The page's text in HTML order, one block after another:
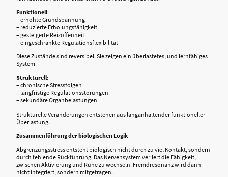
Funktionell:
– erhöhte Grundspannung
– reduzierte Erholungsfähigkeit
– gesteigerte Reizoffenheit
– eingeschränkte Regulationsflexibilität
Diese Zustände sind reversibel. Sie zeigen ein überlastetes, und lernfähiges
System.
Strukturell:
– chronische Stressfolgen
– langfristige Regulationsstörungen
– sekundäre Organbelastungen
Strukturelle Veränderungen entstehen aus langanhaltender funktioneller
Überlastung.
Zusammenführung der biologischen Logik
Abgrenzungsstress entsteht biologisch nicht durch zu viel Kontakt, sondern
durch fehlende Rückführung. Das Nervensystem verliert die Fähigkeit,
zwischen Aktivierung und Ruhe zu wechseln. Fremdresonanz wird dann
nicht integriert, sondern mitgetragen.